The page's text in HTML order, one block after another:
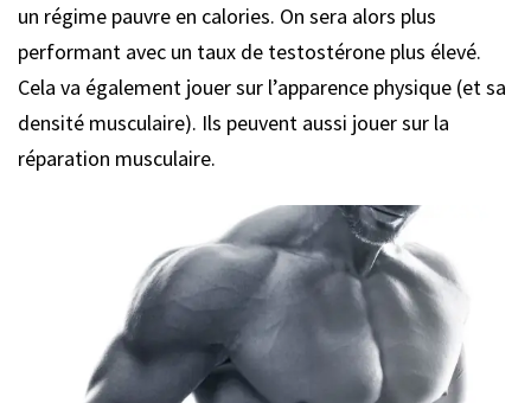
un régime pauvre en calories. On sera alors plus
performant avec un taux de testostérone plus élevé.
Cela va également jouer sur l’apparence physique (et sa
densité musculaire). Ils peuvent aussi jouer sur la
réparation musculaire.